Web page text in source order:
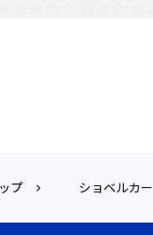
プ ショベルカー